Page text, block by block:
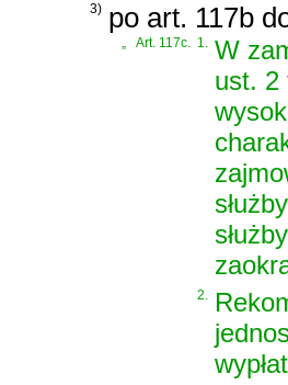
3) po art. 117b
„ Art. 117c. 1. W
ust. 2
2.